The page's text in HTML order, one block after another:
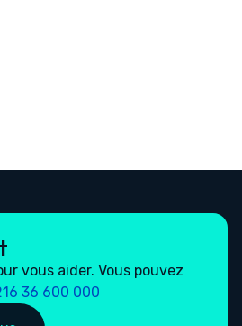
vous aider. Vous pouvez
36 600 000